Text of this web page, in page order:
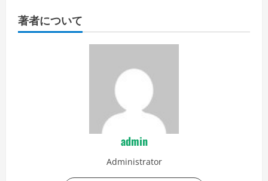
著者について
admin
Administrator